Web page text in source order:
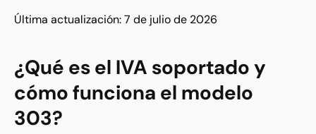
Última actualización: 7 de julio de 2026
¿Qué es el IVA soportado y
cómo funciona el modelo
303?